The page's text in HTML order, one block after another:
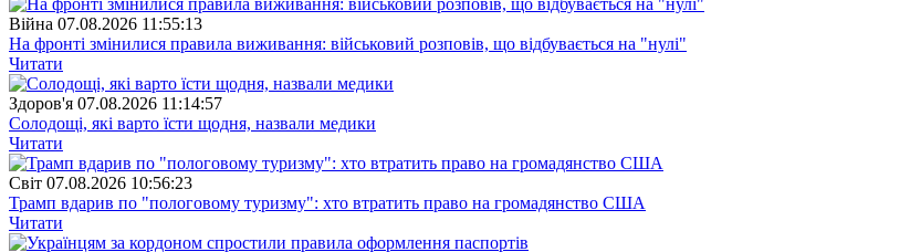
Війна 07.08.2026 11:55:13
На фронті змінилися правила виживання: військовий розповів, що відбувається на "нулі"
Читати
Здоров'я 07.08.2026 11:14:57
Солодощі, які варто їсти щодня, назвали медики
Читати
Свiт 07.08.2026 10:56:23
Трамп вдарив по "пологовому туризму": хто втратить право на громадянство США
Читати